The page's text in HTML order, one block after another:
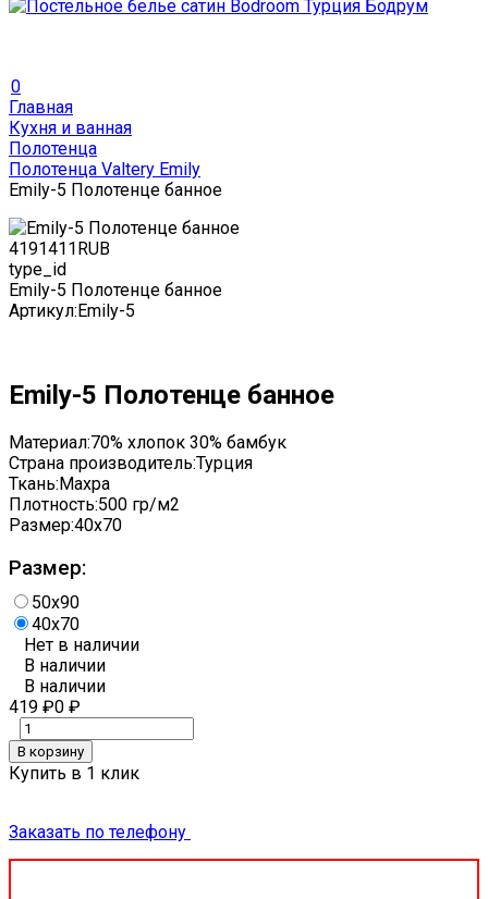
0
Главная
Кухня и ванная
Полотенца
Полотенца Valtery Emily
Emily-5 Полотенце банное
4191411RUB
type_id
Emily-5 Полотенце банное
Артикул:Emily-5
Emily-5 Полотенце банное
Материал:70% хлопок 30% бамбук
Страна производитель:Турция
Ткань:Махра
Плотность:500 гр/м2
Размер:40x70
Размер:
50x90
40x70
Нет в наличии
В наличии
В наличии
419 ₽0 ₽
В корзину
Купить в 1 клик
Заказать по телефону